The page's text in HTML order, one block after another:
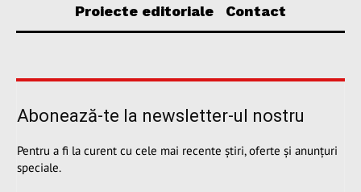
Proiecte editoriale
Contact
Abonează-te la newsletter-ul nostru
Pentru a fi la curent cu cele mai recente știri, oferte și anunțuri
speciale.